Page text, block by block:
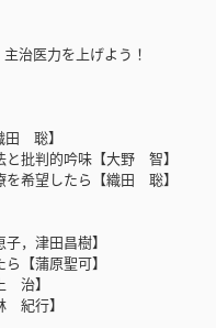
治医力を上げよう！
田 聡】
と批判的吟味【大野 智】
を希望したら【織田 聡】
，津田昌樹】
【蒲原聖可】
治】
紀行】